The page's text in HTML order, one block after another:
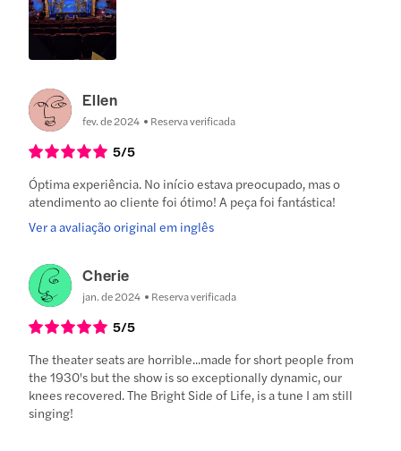
Ellen
fev. de 2024 Reserva verificada
5/5
Óptima experiência. No início estava preocupado, mas o
atendimento ao cliente foi ótimo! A peça foi fantástica!
Ver a avaliação original em inglês
Cherie
jan. de 2024 Reserva verificada
5/5
The theater seats are horrible...made for short people from
the 1930's but the show is so exceptionally dynamic, our
knees recovered. The Bright Side of Life, is a tune I am still
singing!